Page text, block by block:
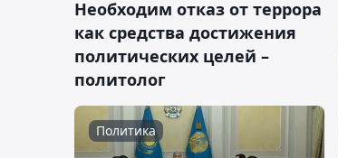
Необходим отказ от террора
как средства достижения
политических целей –
политолог
Политика